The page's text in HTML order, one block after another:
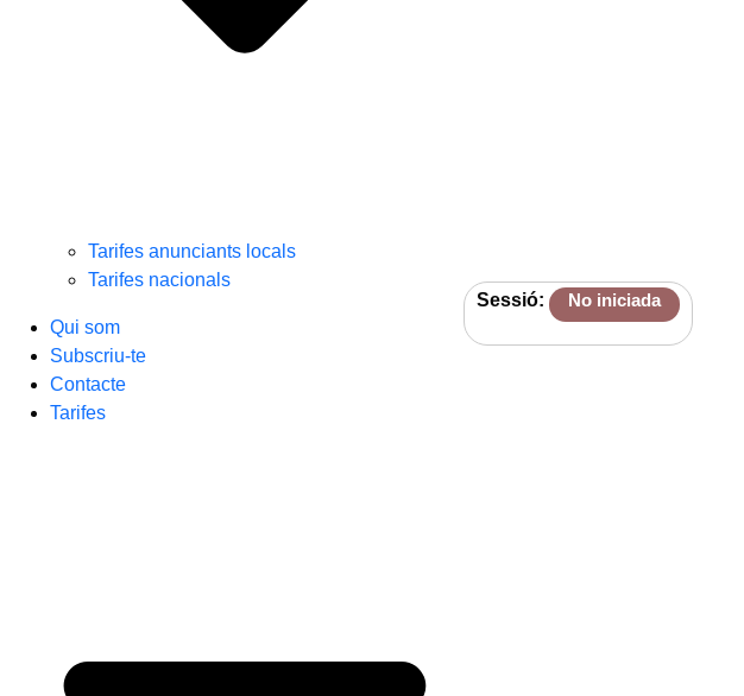
Tarifes anunciants locals
Tarifes nacionals
Qui som
Subscriu-te
Contacte
Tarifes
Sessió: No iniciada